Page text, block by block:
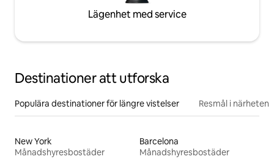
Lägenhet med service
Destinationer att utforska
Populära destinationer för längre vistelser Resmål i närheten
New York
Månadshyresbostäder
Barcelona
Månadshyresbostäder